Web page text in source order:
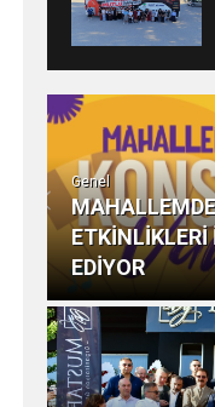
Genel
ETKİNLİKLERİ
EDİYOR